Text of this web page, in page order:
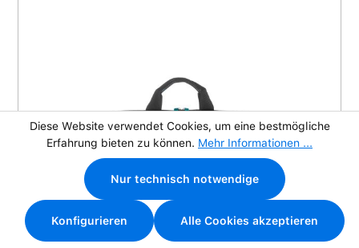
Diese Website verwendet Cookies, um eine bestmögliche
Erfahrung bieten zu können. Mehr Informationen ...
Nur technisch notwendige
Konfigurieren Alle Cookies akzeptieren